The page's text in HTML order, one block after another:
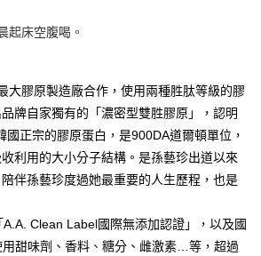
務購買商品或服務，並由商店將買賣／分期付款
付你分期」之契約關係目的，商店將以您的個人
址）提供予台灣大哥大進項蒐集、處理及利用，
帳單所需資料之確認、核對及更正。
閱以下連結：https://oppay.tw/userRule
收到繳費通知簡訊。
天內，點擊此簡訊中的連結，可透過四大超商／
式進行付款，方視為交易完成。
同意取消之訂單仍視為有效，需透過AFTEE先享
消欲退款等相關疑問，請聯繫「AFTEE先享後付
support/home
限公司提供之「AFTEE先享後付」服務完成之交
內提供個人資料，並將交易相關給付款項請求債
公司。
，請瀏覽以下網址：
含以上)免運費
含以上)免運費
含以上)免運費
含以上)免運費
含以上)免運費
起床空腹喝。
大膠原製造廠合作，使用兩種胜肽等級的膠
牌自家獨有的「濃密型雙胜膠原」，認明
國正宗的膠原蛋白，是900DA道爾頓單位，
利用的大小分子結構。是孫藝珍出道以來
伴孫藝珍度過她最重要的人生歷程，也是
Clean Label國際無添加認證」，以及國
用甜味劑、香料、糖分、雌激素…等，超過